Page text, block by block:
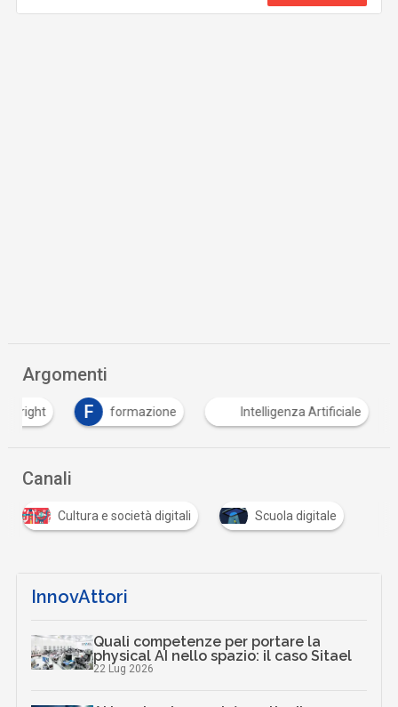
Argomenti
F formazione Intelligenza Artificiale
Canali
Cultura e società digitali Scuola digitale
InnovAttori
Quali competenze per portare la
physical AI nello spazio: il caso Sitael
22 Lug 2026